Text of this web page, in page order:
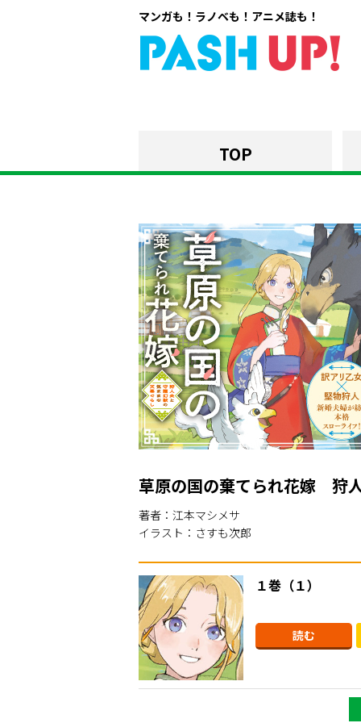
マンガも！ラノベも！アニメ誌も！
TOP
草原の国の棄てられ花嫁 狩
著者：江本マシメサ
イラスト：さすも次郎
１巻（１）
読む